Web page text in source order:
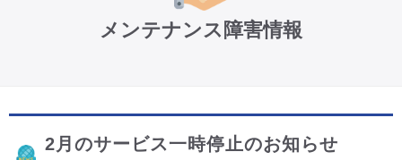
メンテナンス障害情報
2月のサービス一時停止のお知らせ